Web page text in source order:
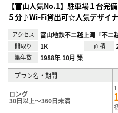
【富山人気No.1】駐車場１台完
５分♪Wi-Fi貸出可☆人気デザイ
アクセス 富山地鉄不二越上滝「不二
間取り 1K 面積
築年数 1988年 10月 築
プラン名・期間
ロング
30日以上～360日未満